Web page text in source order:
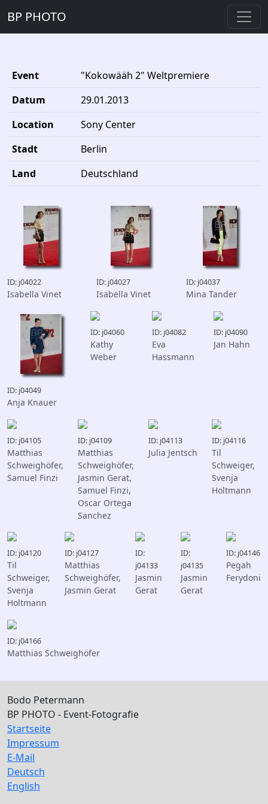
BP PHOTO
Event
"Kokowääh 2" Weltpremiere
Datum
29.01.2013
Location
Sony Center
Stadt
Berlin
Land
Deutschland
ID: j04022
Isabella Vinet
ID: j04027
Isabella Vinet
ID: j04037
Mina Tander
ID: j04049
Anja Knauer
ID: j04060
Kathy
Weber
ID: j04082
Eva
Hassmann
ID: j04090
Jan Hahn
ID: j04105
Matthias
Schweighöfer,
Samuel Finzi
ID: j04109
Matthias
Schweighöfer,
Jasmin Gerat,
Samuel Finzi,
Oscar Ortega
Sanchez
ID: j04113
Julia Jentsch
ID: j04116
Til
Schweiger,
Svenja
Holtmann
ID: j04120
Til
Schweiger,
Svenja
Holtmann
ID: j04127
Matthias
Schweighöfer,
Jasmin Gerat
ID:
j04133
Jasmin
Gerat
ID:
j04135
Jasmin
Gerat
ID: j04146
Pegah
Ferydoni
ID: j04166
Matthias Schweighöfer
Bodo Petermann
BP PHOTO - Event-Fotografie
Startseite
Impressum
E-Mail
Deutsch
English